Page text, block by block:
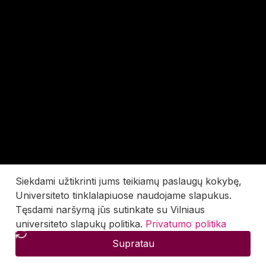
Siekdami užtikrinti jums teikiamų paslaugų kokybę,
Universiteto tinklalapiuose naudojame slapukus.
Tęsdami naršymą jūs sutinkate su Vilniaus
universiteto slapukų politika. Privatumo politika
Supratau